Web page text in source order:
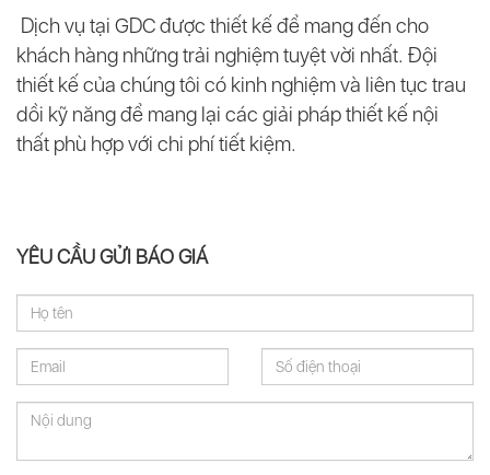
Dịch vụ tại GDC được thiết kế để mang đến cho
khách hàng những trải nghiệm tuyệt vời nhất. Đội
thiết kế của chúng tôi có kinh nghiệm và liên tục trau
dồi kỹ năng để mang lại các giải pháp thiết kế nội
thất phù hợp với chi phí tiết kiệm.
YÊU CẦU GỬI BÁO GIÁ